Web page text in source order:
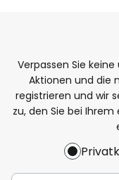
Verpassen Sie
Aktionen und die
registrieren und wir
zu, den Sie bei